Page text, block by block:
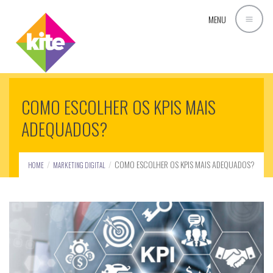
MENU
COMO ESCOLHER OS KPIS MAIS
ADEQUADOS?
HOME MARKETING DIGITAL COMO ESCOLHER OS KPIS MAIS ADEQUADOS?